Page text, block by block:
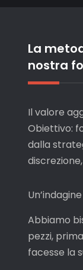
La
nostra
Il valore
Obiettivo:
dalla
Abbiamo
pezzi,
facesse la